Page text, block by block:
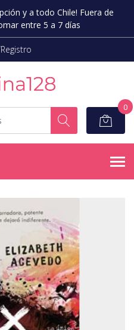
y a todo Chile! Fuera de
entre 5 a 7 días
0